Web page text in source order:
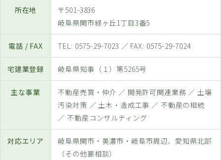
所在地
〒501-3836
岐阜県関市緑ヶ丘1丁目3番5
電話 / FAX TEL: 0575-29-7023 ／ FAX: 0575-29-7024
宅建業登録 岐阜県知事（１）第5265号
主な事業
不動産売買・仲介 ／ 開発許可関連業務 ／ 土壌
汚染対策 ／ 土木・造成工事 ／ 不動産の相続
／ 不動産コンサルティング
対応エリア
岐阜県関市・美濃市・岐阜市周辺、愛知県北部
（その他要相談）